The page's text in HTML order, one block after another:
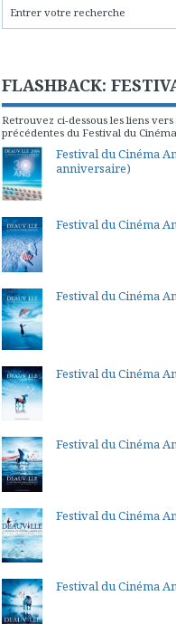
FLASHBACK:
Retrouvez ci-dessous les liens
précédentes du Festival du
Festival du Cinéma
anniversaire)
Festival du Cinéma
Festival du Cinéma
Festival du Cinéma
Festival du Cinéma
Festival du Cinéma
Festival du Cinéma